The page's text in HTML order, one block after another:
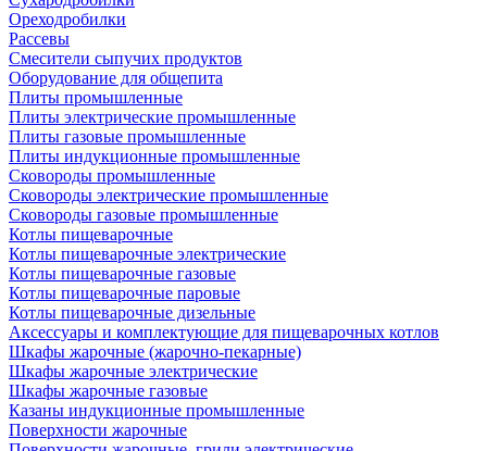
Ореходробилки
Рассевы
Смесители сыпучих продуктов
Оборудование для общепита
Плиты промышленные
Плиты электрические промышленные
Плиты газовые промышленные
Плиты индукционные промышленные
Сковороды промышленные
Сковороды электрические промышленные
Сковороды газовые промышленные
Котлы пищеварочные
Котлы пищеварочные электрические
Котлы пищеварочные газовые
Котлы пищеварочные паровые
Котлы пищеварочные дизельные
Аксессуары и комплектующие для пищеварочных котлов
Шкафы жарочные (жарочно-пекарные)
Шкафы жарочные электрические
Шкафы жарочные газовые
Казаны индукционные промышленные
Поверхности жарочные